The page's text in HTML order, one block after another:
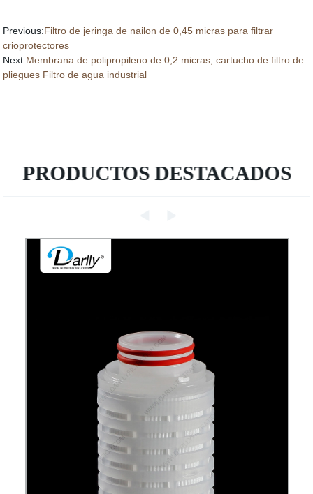
Previous:Filtro de jeringa de nailon de 0,45 micras para filtrar
crioprotectores
Next:Membrana de polipropileno de 0,2 micras, cartucho de filtro de
pliegues Filtro de agua industrial
PRODUCTOS DESTACADOS